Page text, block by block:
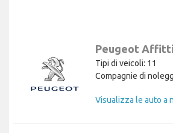
Peugeot Affitti
Tipi di veicoli: 11
Compagnie di
Visualizza le auto a